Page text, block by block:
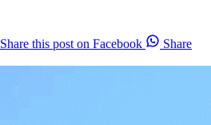
Share this post on Facebook
Share